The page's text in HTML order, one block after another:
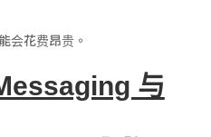
会花费昂贵。
与